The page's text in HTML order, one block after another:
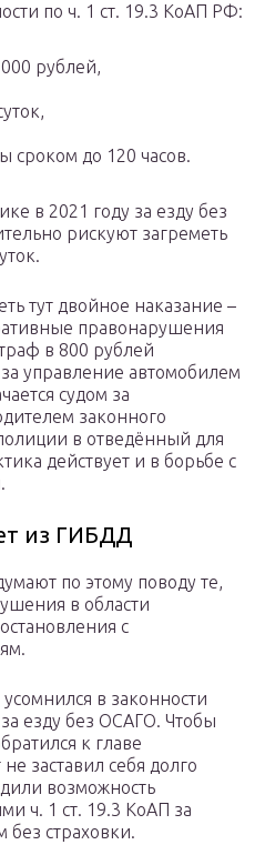
по ч. 1 ст. 19.3 КоАП РФ:
рублей,
сроком до 120 часов.
в 2021 году за езду без
рискуют загреметь
тут двойное наказание –
правонарушения
в 800 рублей
управление автомобилем
судом за
законного
в отведённый для
действует и в борьбе с
из ГИБДД
по этому поводу те,
в области
с
в законности
езду без ОСАГО. Чтобы
к главе
заставил себя долго
возможность
ч. 1 ст. 19.3 КоАП за
без страховки.